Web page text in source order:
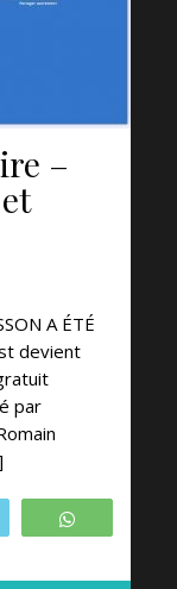
–
A ÉTÉ
devient
par